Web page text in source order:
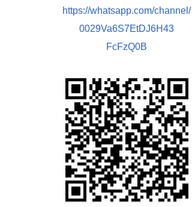
https://whatsapp.com/channel/
0029Va6S7EtDJ6H43
FcFzQ0B